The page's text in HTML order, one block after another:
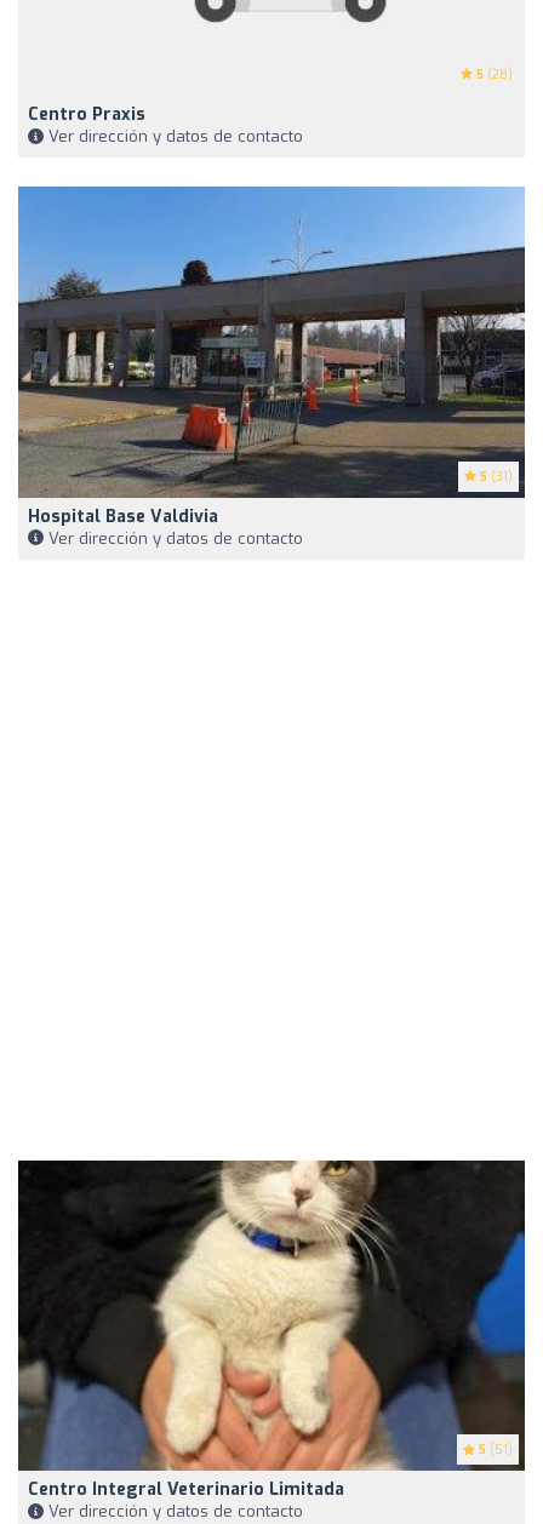
5 (28)
Centro Praxis
Ver dirección y datos de contacto
5 (31)
Hospital Base Valdivia
Ver dirección y datos de contacto
5 (51)
Centro Integral Veterinario Limitada
Ver dirección y datos de contacto